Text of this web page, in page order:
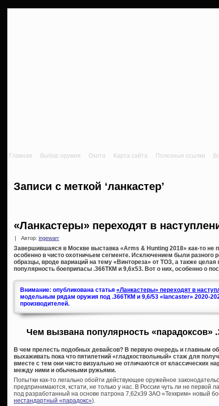
Главная Выбор оружия Охота Карта сайта Полезные ссылки
Записи с меткой ‘ланкастер’
«Ланкастеры» переходят в
Автор: ingewarr
Завершившаяся в Москве выставка «Arms & Hunting 2018» как-то не
особенно в чисто охотничьем сегменте. Исключением были разного
образцы, вроде вариаций на тему «Винтореза» от ТОЗ, а также
популярность боеприпасы .366ТКМ и 9,6х53. Вот о них, особенно о
Внимание: опубликована статья «Ланкастеры» переходят в
модельным рядам оружия под .366ТКМ и 9,6/53 «lancaster» 2020-
производителей.
Чем вызвана популярность «парадоксов»
В чем прелесть подобных девайсов? В первую очередь и главным
выхаживать пока что пятилетний «гладкоствольный» стаж для
вместе с тем они чисто визуально не отличаются от классических
между ними и обычными ружьями.
Попытки как-то легально обойти действующее оружейное
предпринимаются, кстати, не только у нас. В России чуть ли не первой
под разработанный на основе патрона 7,62х39 ЗАО «Техкрим» новый
нестандартный «парадокс»).